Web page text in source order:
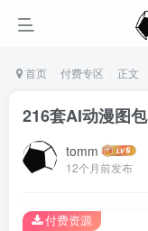
首页 付费专区 正文
216套AI动漫图包
tomm
12个月前发布
付费资源